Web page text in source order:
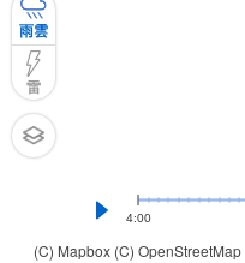
(C) Mapbox (C) OpenStreetMap
雨雲
雷
4:00